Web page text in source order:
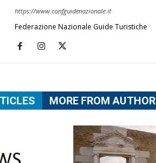
https://www.confguidenazionale.it
Federazione Nazionale Guide Turistiche
MORE FROM AUTHOR